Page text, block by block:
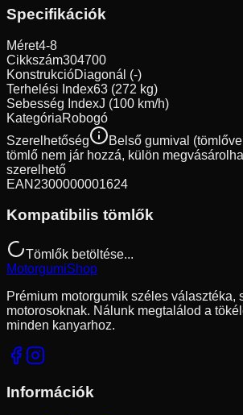
Specifikációk
Méret4-8
Cikkszám304700
KonstrukcióDiagonál (-)
Terhelési Index63 (272 kg)
Sebesség IndexJ (100 km/h)
KategóriaRobogó
Szerelhetőség
Belső gumival
tömlő nem jár hozzá, külön
szerelhető
EAN 2300000001624
Kompatibilis tömlők
Tömlők betöltése...
MotorgumiShop
Prémium motorgumik széles választéka,
motorosoknak. Nálunk megtalálod a
minden kanyarhoz.
Információk